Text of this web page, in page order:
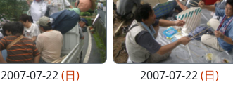
2007-07-22(日) 2007-07-22(日)